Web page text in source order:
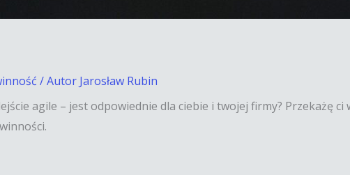
/ Autor Jarosław Rubin
agile – jest odpowiednie dla ciebie i twojej firmy? Przekażę